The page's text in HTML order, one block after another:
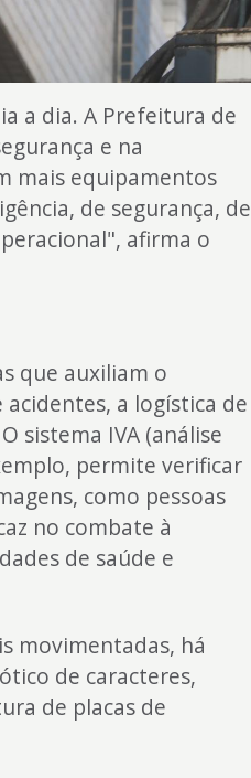
a dia. A Prefeitura de
e na
mais equipamentos
de segurança, de
afirma o
que auxiliam o
a logística de
sistema IVA (análise
permite verificar
como pessoas
no combate à
de saúde e
movimentadas, há
de caracteres,
de placas de